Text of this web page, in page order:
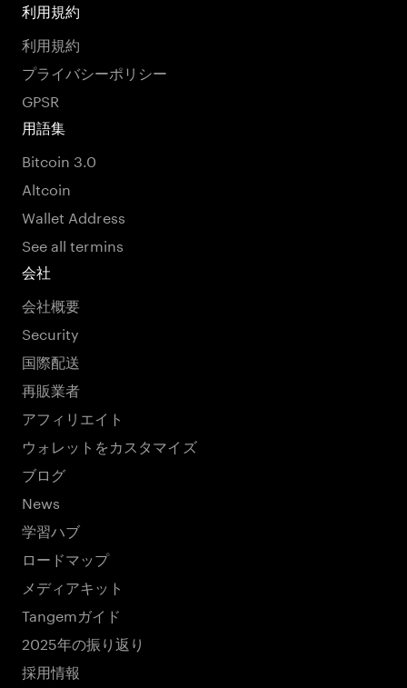
利用規約
利用規約
プライバシーポリシー
GPSR
用語集
Bitcoin 3.0
Altcoin
Wallet Address
See all termins
会社
会社概要
Security
国際配送
再販業者
アフィリエイト
ウォレットをカスタマイズ
ブログ
News
学習ハブ
ロードマップ
メディアキット
Tangemガイド
2025年の振り返り
採用情報